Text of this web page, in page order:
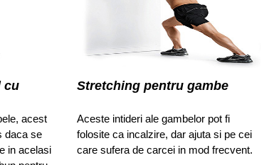
cu
acest
daca se
in acelasi
Stretching pentru gambe
Aceste intideri ale gambelor pot fi
folosite ca incalzire, dar ajuta si pe cei
care sufera de carcei in mod frecvent.